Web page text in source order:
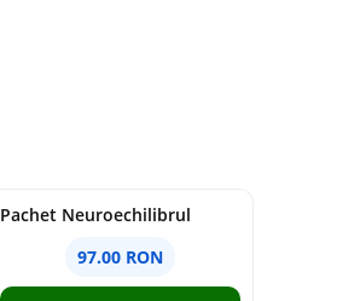
Pachet Neuroechilibrul
97.00 RON